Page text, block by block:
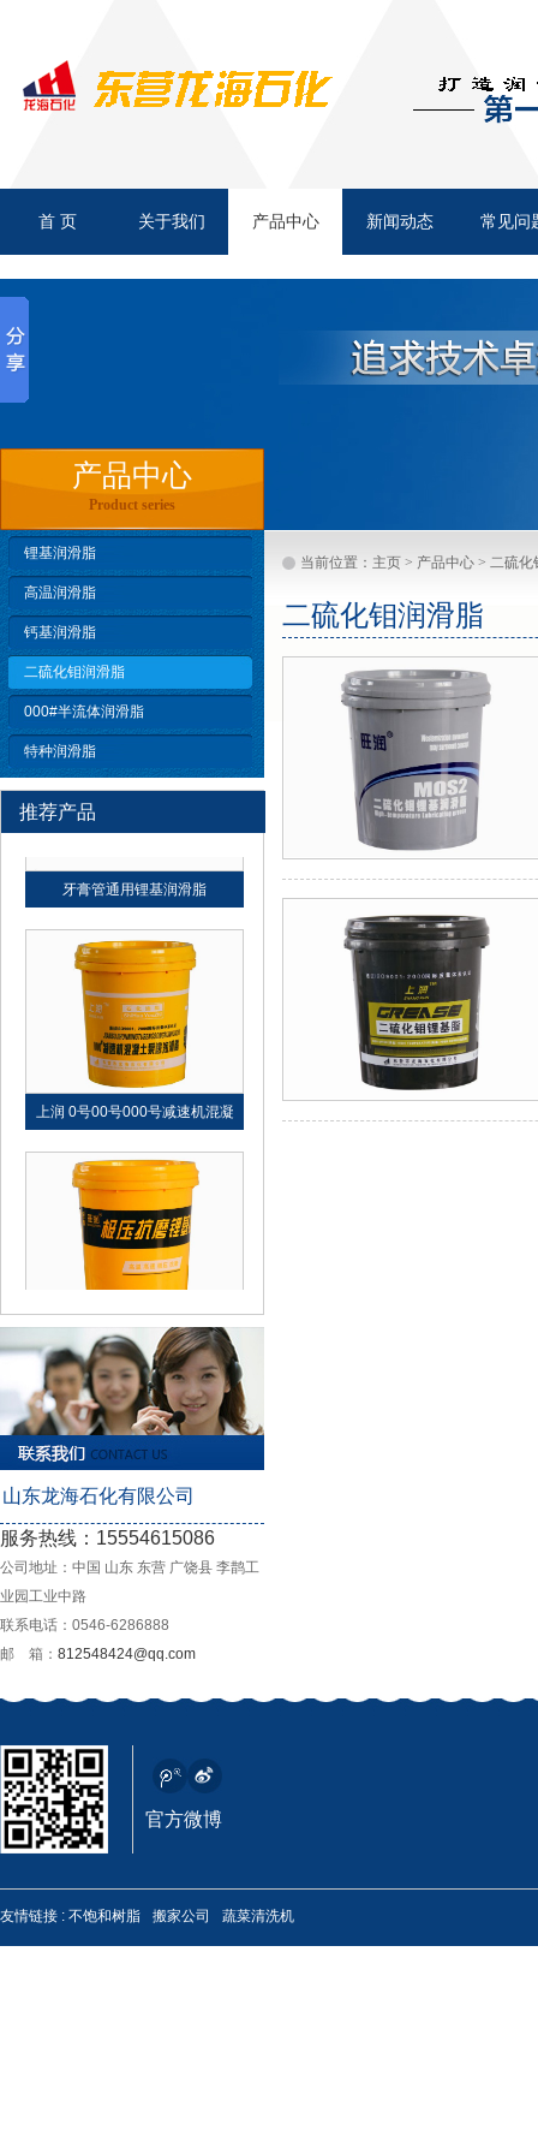
首 页 关于我们 产品中心 新闻动态 常见问
产品中心
Product series
锂基润滑脂
高温润滑脂
钙基润滑脂
二硫化钼润滑脂
000#半流体润滑脂
特种润滑脂
推荐产品
上润 通用锂基脂
旺润 二硫化钼锂基专用润滑
领润 轧辊轴承通用润滑脂
牙膏管通用锂基润滑脂
上润 0号00号000号减速机混凝
旺润经典 极压抗磨锂基脂
领润 螺纹|丝扣|密封专用脂
极压锂基润滑脂
山东龙海石化有限公司
服务热线：15554615086
公司地址：中国 山东 东营 广饶县 李鹊工
业园工业中路
联系电话：0546-6286888
邮 箱： 812548424@qq.com
当前位置： 主页 > 产品中心 > 二硫化
二硫化钼润滑脂
官方微博
友情链接 : 不饱和树脂 搬家公司 蔬菜清洗机